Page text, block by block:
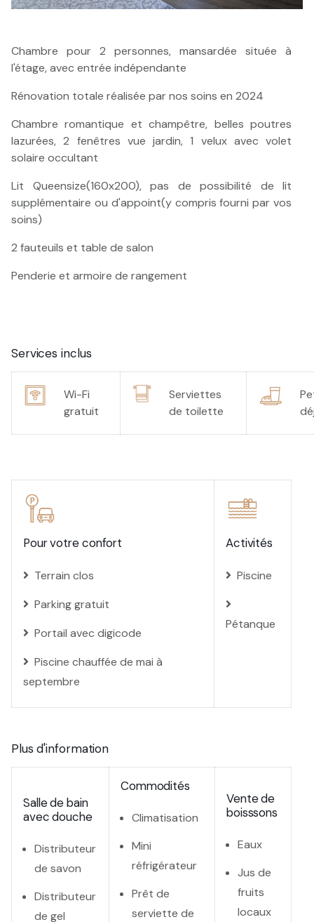
Chambre pour 2 personnes, mansardée située à
l'étage, avec entrée indépendante
Rénovation totale réalisée par nos soins en 2024
Chambre romantique et champêtre, belles poutres
lazurées, 2 fenêtres vue jardin, 1 velux avec volet
solaire occultant
Lit Queensize(160x200), pas de possibilité de lit
supplémentaire ou d'appoint(y compris fourni par vos
soins)
2 fauteuils et table de salon
Penderie et armoire de rangement
Services inclus
Wi-Fi
gratuit
Serviettes
de toilette
Pour votre confort
Terrain clos
Parking gratuit
Portail avec digicode
Piscine chauffée de mai à
septembre
Activités
Piscine
Pétanque
Plus d'information
Salle de bain
avec douche
Distributeur
de savon
Distributeur
de gel
Commodités
Climatisation
Mini
réfrigérateur
Prêt de
serviette de
Vente de
boisssons
Eaux
Jus de
fruits
locaux